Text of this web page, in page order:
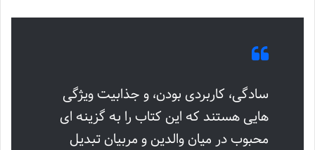
سادگی، کاربردی بودن، و جذابیت ویژگی
هایی هستند که این کتاب را به گزینه ای
محبوب در میان والدین و مربیان تبدیل